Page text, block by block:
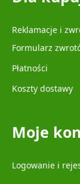
Reklamacje i
Formularz
Płatności
Koszty dostawy
Moje
Logowanie i